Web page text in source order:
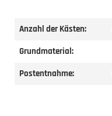
Anzahl der Kästen:
Grundmaterial:
Postentnahme: